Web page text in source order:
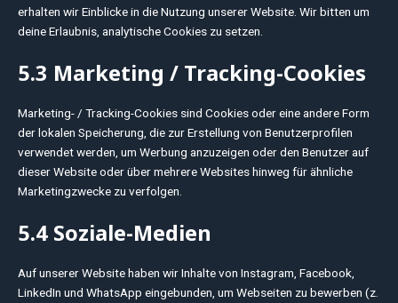
erhalten wir Einblicke in die Nutzung unserer Website. Wir bitten um
deine Erlaubnis, analytische Cookies zu setzen.
5.3 Marketing / Tracking-Cookies
Marketing- / Tracking-Cookies sind Cookies oder eine andere Form
der lokalen Speicherung, die zur Erstellung von Benutzerprofilen
verwendet werden, um Werbung anzuzeigen oder den Benutzer auf
dieser Website oder über mehrere Websites hinweg für ähnliche
Marketingzwecke zu verfolgen.
5.4 Soziale-Medien
Auf unserer Website haben wir Inhalte von Instagram, Facebook,
LinkedIn und WhatsApp eingebunden, um Webseiten zu bewerben (z.